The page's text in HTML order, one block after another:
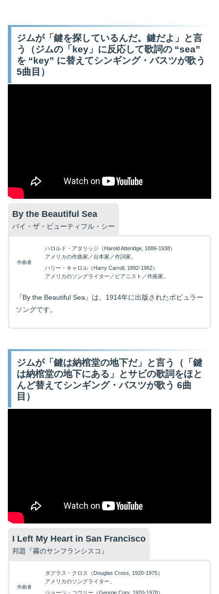
ジムが「鍵を探しているんだ。鍵だよ」と言
う（ジムの「key」に反応して歌詞の “sea”
を “key” に替えてシンギング・バスツが歌う
5曲目）
By the Beautiful Sea
バイ・ザ・ビューティフル・シー
作曲者
ハロルド・アタリッジ（Harold Atteridge, 1886-1938）
アメリカの作曲家／台本家／作詞家。
ハリー・キャロル（Harry Carroll, 1892-1962）
アメリカのソングライター／ピアニスト／作曲家。
『By the Beautiful Sea』は、1914年に出版されたポピュラー
ソングです。
ジムが「鍵は納棺堂の地下だ」と言う（「鍵
は納棺堂の地下にある」とサビの歌詞をほと
んど替えてシンギング・バスツが歌う 6曲
目）
I Left My Heart in San Francisco
邦題『霧のサンフランシスコ』
作曲者
ダグラス・クロス（Douglas Cross, 1920-1975）
アメリカのソングライター。
ジョージ・コウリー（George Cory, 1920-1978）